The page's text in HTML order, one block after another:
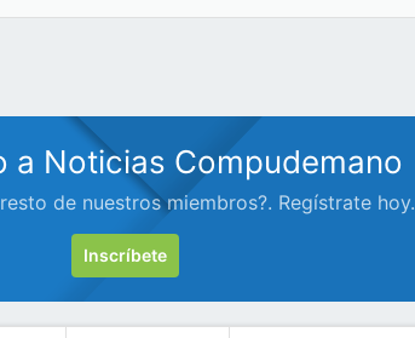
a Noticias Compudemano
de nuestros miembros?. Regístrate hoy.
Inscríbete